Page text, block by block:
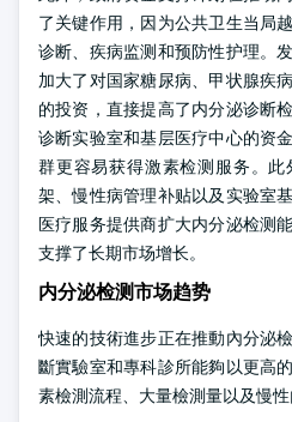
了关键作用，因为公共卫生当局
诊断、疾病监测和预防性护理。
加大了对国家糖尿病、甲状腺疾
的投资，直接提高了内分泌诊断
诊断实验室和基层医疗中心的资
群更容易获得激素检测服务。
架、慢性病管理补贴以及实验室
医疗服务提供商扩大内分泌检测
支撑了长期市场增长。
内分泌检测市场趋势
快速的技術進步正在推動內分泌
斷實驗室和專科診所能夠以更高
素檢測流程、大量檢測量以及慢性